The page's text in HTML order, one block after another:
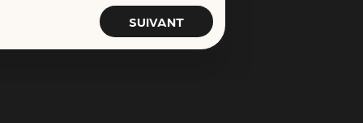
SUIVANT